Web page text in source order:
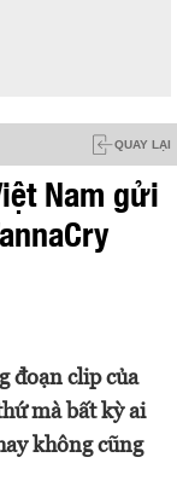
QUAY LẠI
Nam gửi
đoạn clip của
mà bất kỳ ai
không cũng